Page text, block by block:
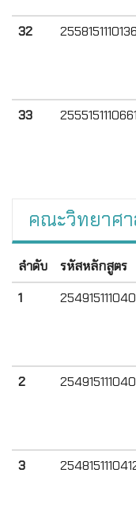
32
33
คณะวิทยาศา
ลำดับ รหัสหลักสูตร
1
2
3